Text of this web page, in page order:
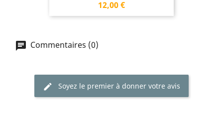
Prix
12,00 €
Commentaires (0)
Soyez le premier à donner votre avis